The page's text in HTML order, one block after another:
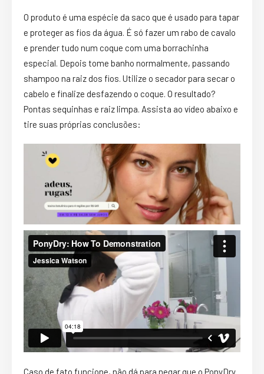
O produto é uma espécie da saco que é usado para tapar
e proteger as fios da água. É só fazer um rabo de cavalo
e prender tudo num coque com uma borrachinha
especial. Depois tome banho normalmente, passando
shampoo na raiz dos fios. Utilize o secador para secar o
cabelo e finalize desfazendo o coque. O resultado?
Pontas sequinhas e raiz limpa. Assista ao vídeo abaixo e
tire suas próprias conclusões:
Caso de fato funcione, não dá para negar que o PonyDry